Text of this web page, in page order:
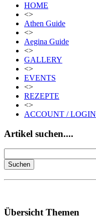
HOME
<>
Athen Guide
<>
Aegina Guide
<>
GALLERY
<>
EVENTS
<>
REZEPTE
<>
ACCOUNT / LOGIN
Artikel suchen....
Übersicht Themen